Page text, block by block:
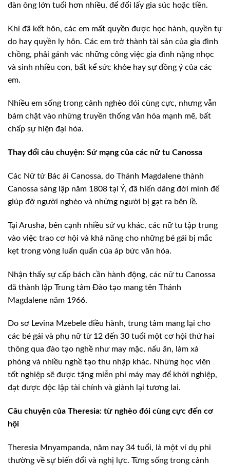
đàn ông lớn tuổi hơn nhiều, để đổi lấy gia súc hoặc tiền.
Khi đã kết hôn, các em mất quyền được học hành, quyền tự
do hay quyền ly hôn. Các em trở thành tài sản của gia đình
chồng, phải gánh vác những công việc gia đình nặng nhọc
và sinh nhiều con, bất kể sức khỏe hay sự đồng ý của các
em.
Nhiều em sống trong cảnh nghèo đói cùng cực, nhưng vẫn
bám chặt vào những truyền thống văn hóa mạnh mẽ, bất
chấp sự hiện đại hóa.
Thay đổi câu chuyện: Sứ mạng của các nữ tu Canossa
Các Nữ tử Bác ái Canossa, do Thánh Magdalene thành
Canossa sáng lập năm 1808 tại Ý, đã hiến dâng đời mình để
giúp đỡ người nghèo và những người bị gạt ra bên lề.
Tại Arusha, bên cạnh nhiều sứ vụ khác, các nữ tu tập trung
vào việc trao cơ hội và khả năng cho những bé gái bị mắc
kẹt trong vòng luẩn quẩn của áp bức văn hóa.
Nhận thấy sự cấp bách cần hành động, các nữ tu Canossa
đã thành lập Trung tâm Đào tạo mang tên Thánh
Magdalene năm 1966.
Do sơ Levina Mzebele điều hành, trung tâm mang lại cho
các bé gái và phụ nữ từ 12 đến 30 tuổi một cơ hội thứ hai
thông qua đào tạo nghề như may mặc, nấu ăn, làm xà
phòng và nhiều nghề tạo thu nhập khác. Những học viên
tốt nghiệp sẽ được tặng miễn phí máy may để khởi nghiệp,
đạt được độc lập tài chính và giành lại tương lai.
Câu chuyện của Theresia: từ nghèo đói cùng cực đến cơ
hội
Theresia Mnyampanda, năm nay 34 tuổi, là một ví dụ phi
thường về sự biến đổi và nghị lực. Từng sống trong cảnh